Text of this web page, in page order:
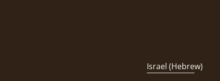
Israel (Hebrew)